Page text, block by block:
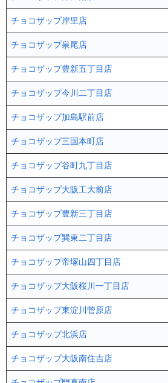
チョコザップ岸里店
チョコザップ泉尾店
チョコザップ豊新五丁目店
チョコザップ今川二丁目店
チョコザップ加島駅前店
チョコザップ三国本町店
チョコザップ谷町九丁目店
チョコザップ大阪工大前店
チョコザップ豊新三丁目店
チョコザップ巽東二丁目店
チョコザップ帝塚山四丁目店
チョコザップ大阪桜川一丁目店
チョコザップ東淀川菅原店
チョコザップ北浜店
チョコザップ大阪南住吉店